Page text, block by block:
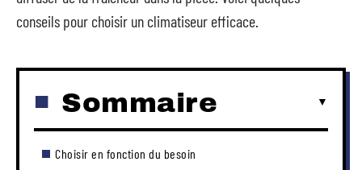
conseils pour choisir un climatiseur efficace.
Sommaire
Choisir en fonction du besoin